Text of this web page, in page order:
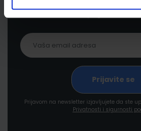
Prijavom na newsletter izjavljujete da ste
Privatnosti i sigurnosti